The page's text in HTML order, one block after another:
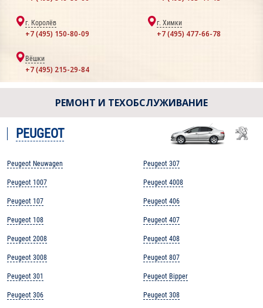
г. Королёв
+7 (495) 150-80-09
г. Химки
+7 (495) 477-66-78
Вёшки
+7 (495) 215-29-84
РЕМОНТ И ТЕХОБСЛУЖИВАНИЕ
PEUGEOT
Peugeot Neuwagen
Peugeot 1007
Peugeot 107
Peugeot 108
Peugeot 2008
Peugeot 3008
Peugeot 301
Peugeot 306
Peugeot 307
Peugeot 4008
Peugeot 406
Peugeot 407
Peugeot 408
Peugeot 807
Peugeot Bipper
Peugeot 308